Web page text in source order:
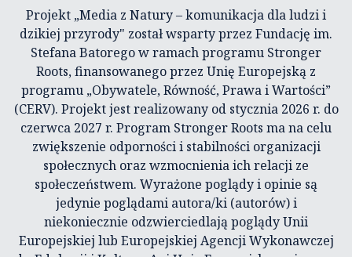
Projekt „Media z Natury – komunikacja dla ludzi i
dzikiej przyrody" został wsparty przez Fundację im.
Stefana Batorego w ramach programu Stronger
Roots, finansowanego przez Unię Europejską z
programu „Obywatele, Równość, Prawa i Wartości”
(CERV). Projekt jest realizowany od stycznia 2026 r. do
czerwca 2027 r. Program Stronger Roots ma na celu
zwiększenie odporności i stabilności organizacji
społecznych oraz wzmocnienia ich relacji ze
społeczeństwem. Wyrażone poglądy i opinie są
jedynie poglądami autora/ki (autorów) i
niekoniecznie odzwierciedlają poglądy Unii
Europejskiej lub Europejskiej Agencji Wykonawczej